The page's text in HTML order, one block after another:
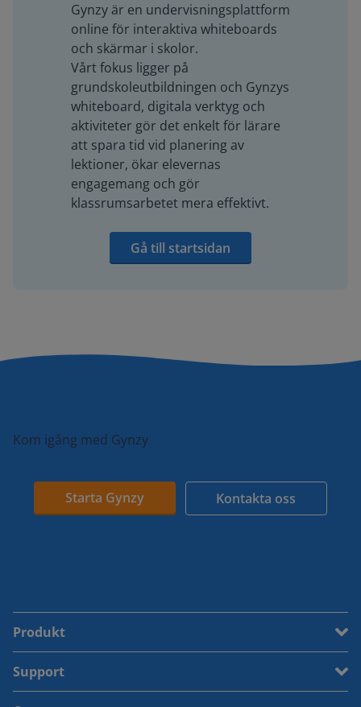
Gynzy är en undervisningsplattform
online för interaktiva whiteboards
och skärmar i skolor.
Vårt fokus ligger på
grundskoleutbildningen och Gynzys
whiteboard, digitala verktyg och
aktiviteter gör det enkelt för lärare
att spara tid vid planering av
lektioner, ökar elevernas
engagemang och gör
klassrumsarbetet mera effektivt.
Gå till startsidan
Kom igång med Gynzy
Starta Gynzy Kontakta oss
Produkt
Support